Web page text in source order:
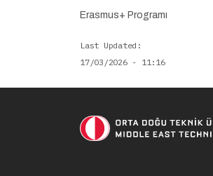
Erasmus+ Programı
Last Updated
17/03/2026 - 11:16